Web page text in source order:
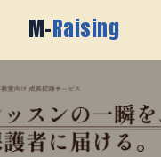
M-Raising